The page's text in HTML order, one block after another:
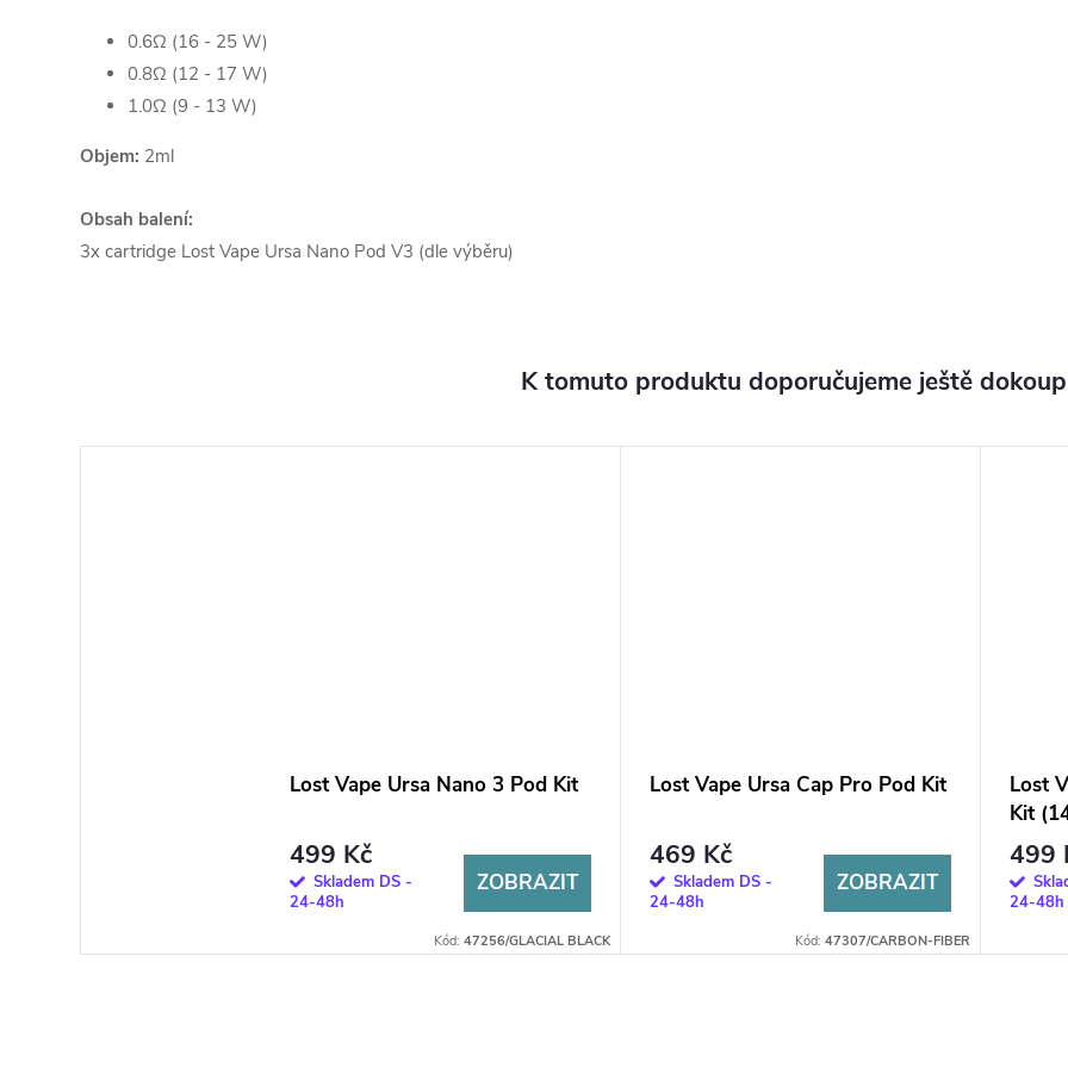
0.6Ω (16 - 25 W)
0.8Ω (12 - 17 W)
1.0Ω (9 - 13 W)
Objem: 2ml
Obsah balení:
3x cartridge Lost Vape Ursa Nano Pod V3 (dle výběru)
K tomuto produktu doporučujeme ještě
Lost Vape Ursa Nano 3 Pod Kit
499 Kč
Skladem DS -
24-48h
ZOBRAZIT
Kód: 47256/GLACIAL BLACK
Lost Vape Ursa Cap Pro Pod Kit
469 Kč
Skladem DS -
24-48h
ZOBRAZIT
Kód: 47307/CARBON-FIBER
Lost
Kit
499
24-48h